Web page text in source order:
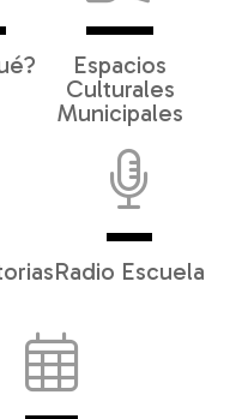
Espacios
Culturales
Municipales
Radio Escuela